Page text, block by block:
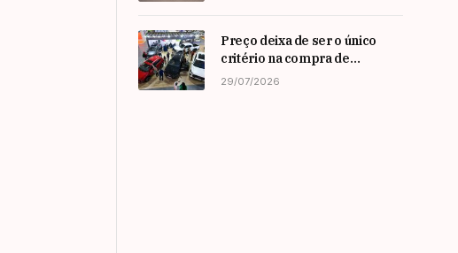
Preço deixa de ser o único
critério na compra de
automóveis em angola
29/07/2026